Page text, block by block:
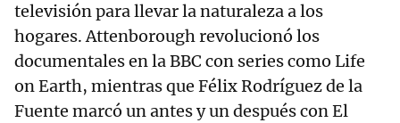
televisión para llevar la naturaleza a los
hogares. Attenborough revolucionó los
documentales en la BBC con series como Life
on Earth, mientras que Félix Rodríguez de la
Fuente marcó un antes y un después con El